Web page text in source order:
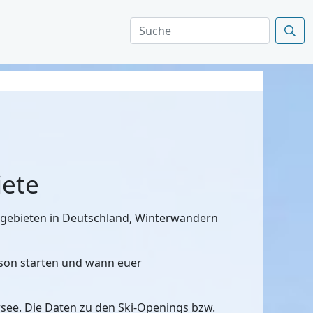
in Deutschland, Winterwandern
starten und wann euer
Die Daten zu den Ski-Openings bzw.